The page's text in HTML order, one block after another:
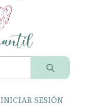
INICIAR SESIÓN